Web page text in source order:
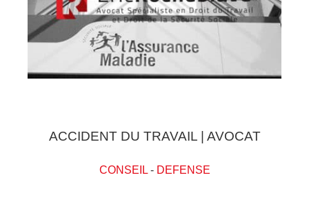
ACCIDENT DU TRAVAIL | AVOCAT
CONSEIL- DEFENSE